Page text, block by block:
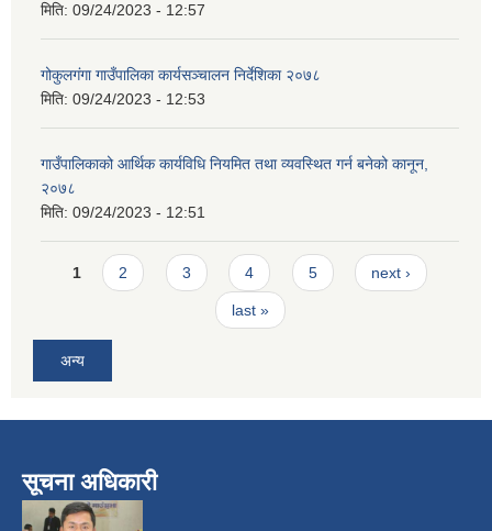
मिति: 09/24/2023 - 12:57
गोकुलगंगा गाउँपालिका कार्यसञ्चालन निर्देशिका २०७८
मिति: 09/24/2023 - 12:53
गाउँपालिकाको आर्थिक कार्यविधि नियमित तथा व्यवस्थित गर्न बनेको कानून,
२०७८
मिति: 09/24/2023 - 12:51
Pages
1 2 3 4 5 next ›
last »
अन्य
सूचना अधिकारी